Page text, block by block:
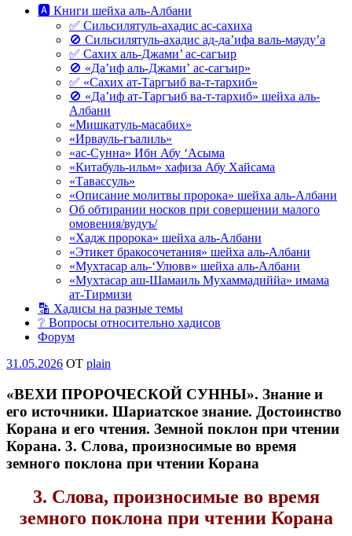
🅰 Книги шейха аль-Албани
✅ Сильсилятуль-ахадис ас-сахиха
🚫 Сильсилятуль-ахадис ад-да’ифа валь-мауду’а
✅ Сахих аль-Джами’ ас-сагъир
🚫 «Да’иф аль-Джами’ ас-сагъир»
✅ «Сахих ат-Таргъиб ва-т-тархиб»
🚫 «Да’иф ат-Таргъиб ва-т-тархиб» шейха аль-
Албани
«Мишкатуль-масабих»
«Ирвауль-гъалиль»
«ас-Сунна» Ибн Абу ‘Асыма
«Китабуль-ильм» хафиза Абу Хайсама
«Тавассуль»
«Описание молитвы пророка» шейха аль-Албани
Об обтирании носков при совершении малого
омовения/вудуъ/
«Хадж пророка» шейха аль-Албани
«Этикет бракосочетания» шейха аль-Албани
«Мухтасар аль-‘Улювв» шейха аль-Албани
«Мухтасар аш-Шамаиль Мухаммадиййа» имама
ат-Тирмизи
🔡 Хадисы на разные темы
❔ Вопросы относительно хадисов
Форум
Опубликовано
31.05.2026 OT plain
«ВЕХИ ПРОРОЧЕСКОЙ СУННЫ». Знание и
его источники. Шариатское знание. Достоинство
Корана и его чтения. Земной поклон при чтении
Корана. 3. Слова, произносимые во время
земного поклона при чтении Корана
3. Слова, произносимые во время
земного поклона при чтении Корана